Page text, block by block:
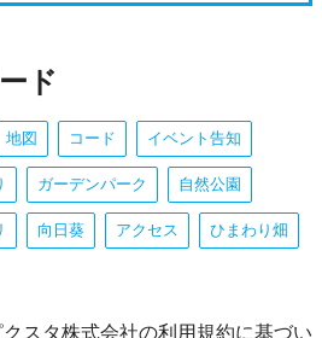
ド
地図 コード イベント告知
ガーデンパーク 自然公園
向日葵 アクセス ひまわり畑
スタ株式会社の利用規約に基づい